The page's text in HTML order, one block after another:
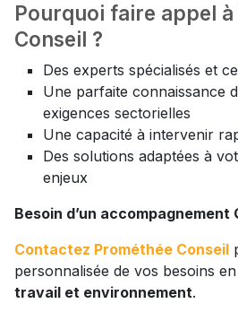
Pourquoi faire appel
Conseil ?
Des experts spécialisés et
Une parfaite connaissance
exigences sectorielles
Une capacité à intervenir
Des solutions adaptées à
enjeux
Besoin d’un accompagnement
Contactez Prométhée Conseil
personnalisée de vos besoins en
travail et environnement.